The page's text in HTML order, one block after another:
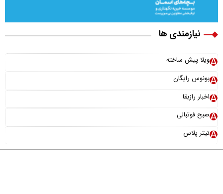
نیازمندی ها
ویلا پیش ساخته
بونوس رایگان
اخبار رازبقا
صبح فوتبالی
تیتر پلاس